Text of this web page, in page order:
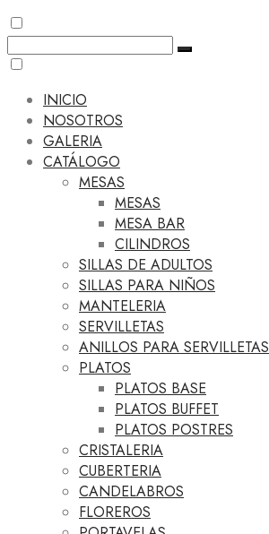
INICIO
NOSOTROS
GALERIA
CATÁLOGO
MESAS
MESAS
MESA BAR
CILINDROS
SILLAS DE ADULTOS
SILLAS PARA NIÑOS
MANTELERIA
SERVILLETAS
ANILLOS PARA SERVILLETAS
PLATOS
PLATOS BASE
PLATOS BUFFET
PLATOS POSTRES
CRISTALERIA
CUBERTERIA
CANDELABROS
FLOREROS